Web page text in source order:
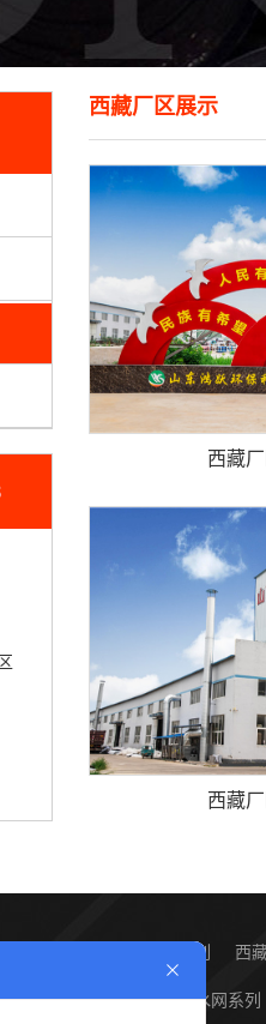
西藏厂区展示
西藏
西藏
西藏复合土工膜系列
西
水毯系列 西藏复合排水网系列